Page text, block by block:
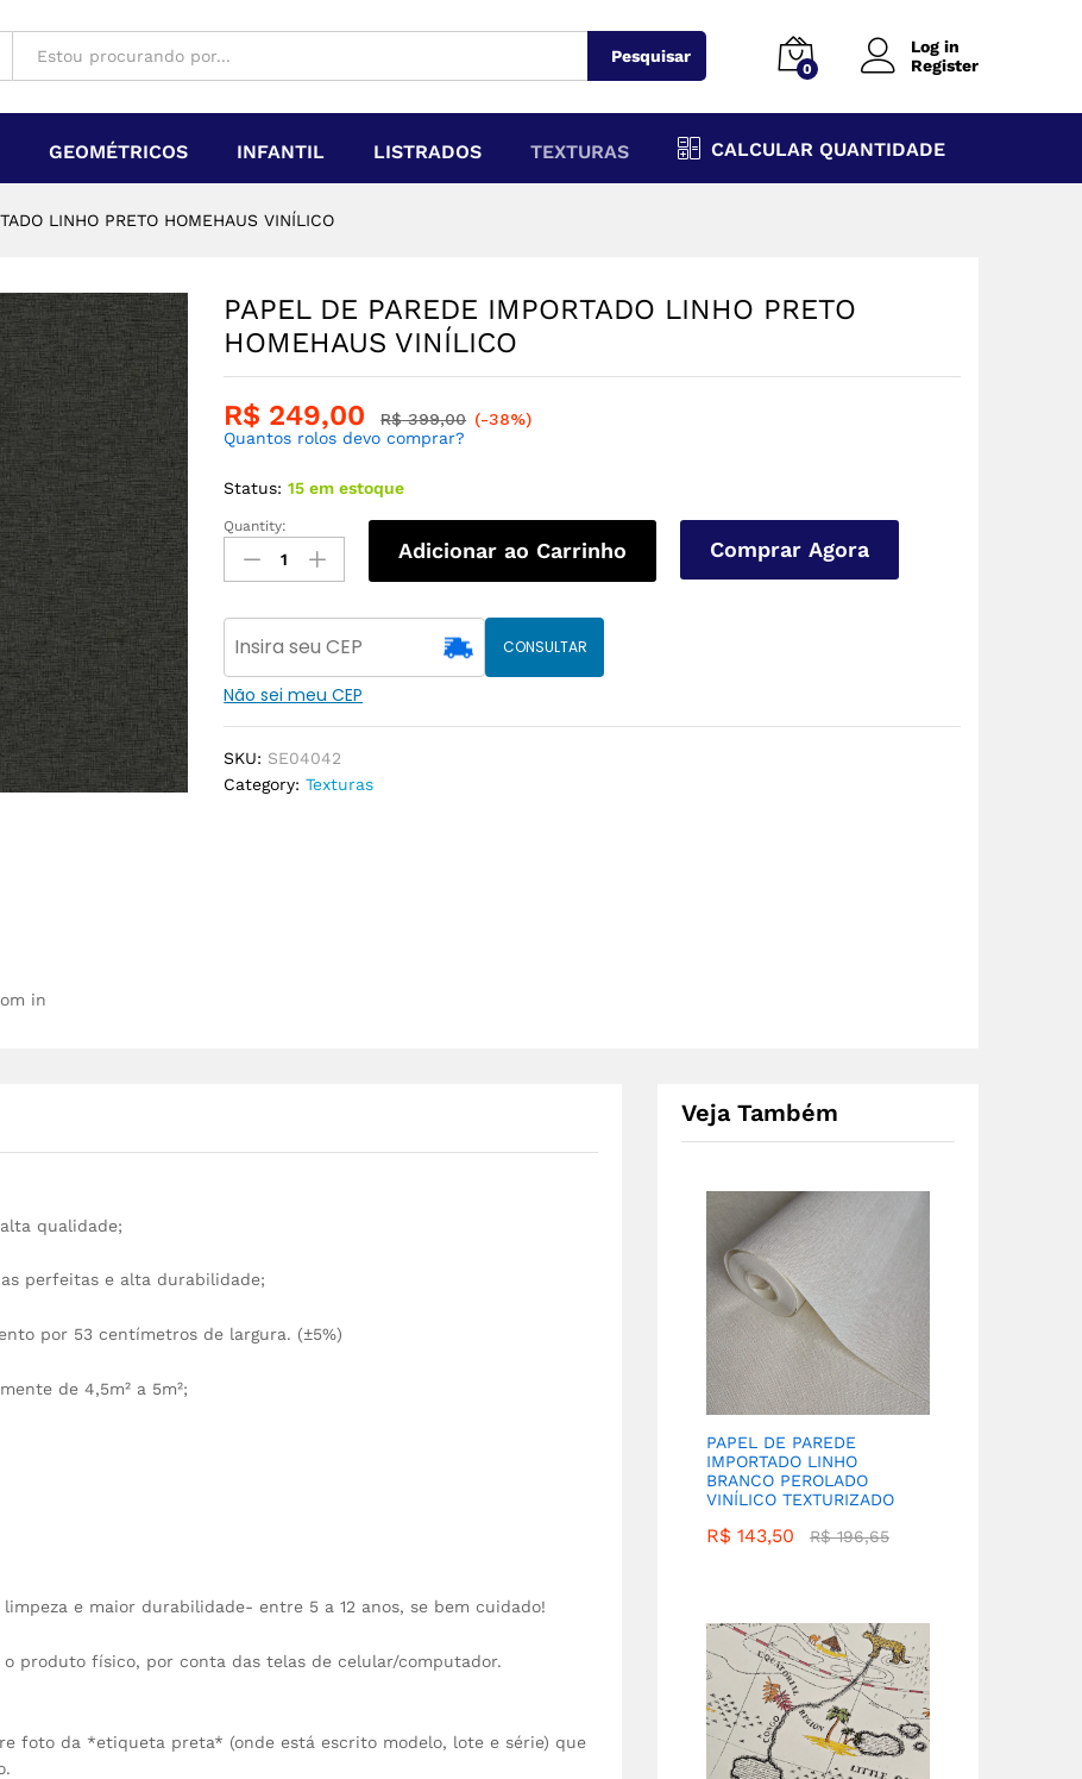
Pesquisar
0
Log in
Register
GEOMÉTRICOS INFANTIL LISTRADOS TEXTURAS CALCULAR QUANTIDADE
LINHO PRETO HOMEHAUS VINÍLICO
in
PAPEL DE PAREDE IMPORTADO LINHO PRETO
HOMEHAUS VINÍLICO
R$ 249,00 R$399,00 (-38%)
Quantos rolos devo comprar?
Status: 15 em estoque
Quantity:
Adicionar ao Carrinho Comprar Agora
CONSULTAR
Não sei meu CEP
SKU: SE04042
Category:Texturas
qualidade;
perfeitas e alta durabilidade;
por 53 centímetros de largura. (±5%)
de 4,5m² a 5m²;
e maior durabilidade- entre 5 a 12 anos, se bem cuidado!
o produto físico, por conta das telas de celular/computador.
foto da *etiqueta preta* (onde está escrito modelo, lote e série) que
Veja Também
PAPEL DE PAREDE
IMPORTADO LINHO
BRANCO PEROLADO
VINÍLICO TEXTURIZADO
R$ 143,50 R$196,65